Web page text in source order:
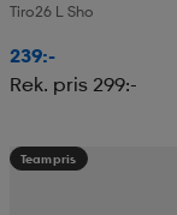
Tiro26 L Sho
239:-
Rek. pris 299:-
Teampris